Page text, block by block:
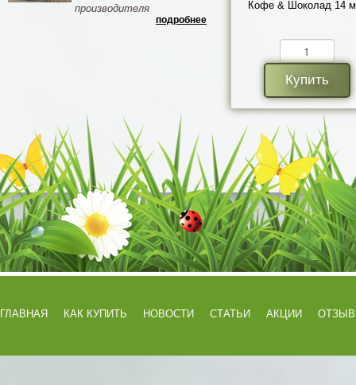
производителя
подробнее
Кофе & Шоколад 14
Купить
ГЛАВНАЯ КАК КУПИТЬ НОВОСТИ СТАТЬИ АКЦИИ